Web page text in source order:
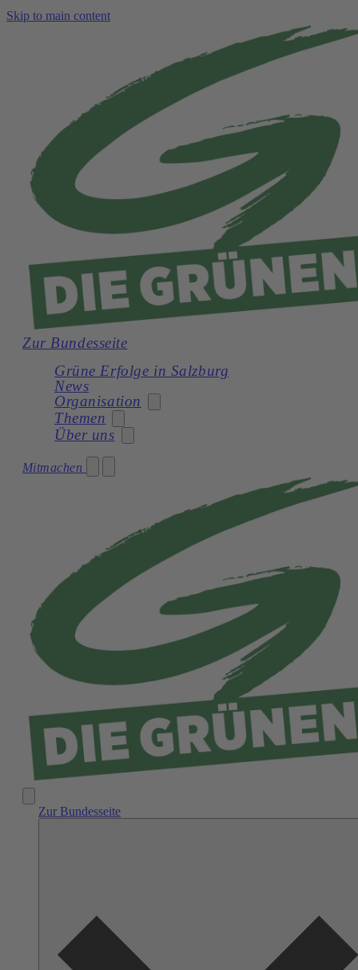
Skip to main content
Zur Bundesseite
Grüne Erfolge in Salzburg
News
Organisation
Stadträtin
Gemeinderatswahl 2024 – Unser Team
Themen
Soziales
Verkehr und Mobilität
Kultur
Natur und Umwelt
Demokratie
Über uns
Unsere Statuten
Geschichte
Mitmachen
Zur Bundesseite